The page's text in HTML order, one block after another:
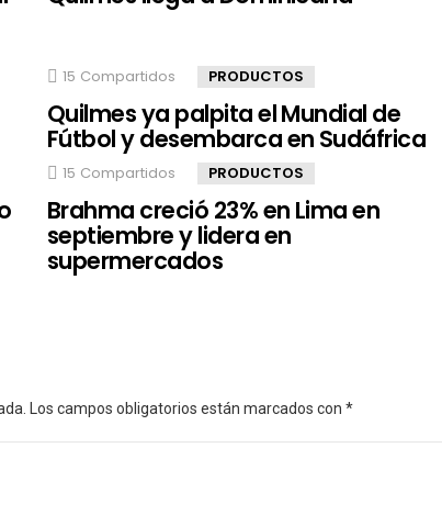
15 Compartidos PRODUCTOS
Quilmes ya palpita el Mundial de
Fútbol y desembarca en Sudáfrica
15 Compartidos PRODUCTOS
Brahma creció 23% en Lima en
septiembre y lidera en
supermercados
Los campos obligatorios están marcados con *